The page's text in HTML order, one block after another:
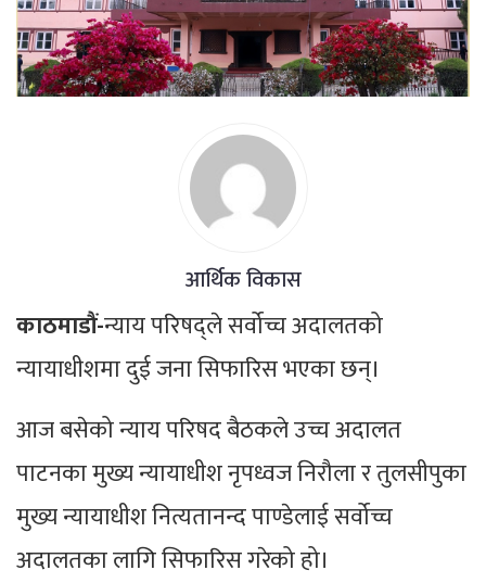
आर्थिक विकास
काठमाडौं-न्याय परिषद्ले सर्वोच्च अदालतको
न्यायाधीशमा दुई जना सिफारिस भएका छन्।
आज बसेको न्याय परिषद बैठकले उच्च अदालत
पाटनका मुख्य न्यायाधीश नृपध्वज निरौला र तुलसीपुका
मुख्य न्यायाधीश नित्यतानन्द पाण्डेलाई सर्वोच्च
अदालतका लागि सिफारिस गरेको हो।